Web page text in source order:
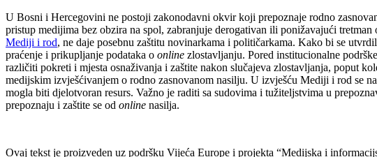
U Bosni i Hercegovini ne postoji zakonodavni okvir koji prepoznaje rodno
pristup medijima bez obzira na spol, zabranjuje derogativan ili ponižavajući
Mediji i rod, ne daje posebnu zaštitu novinarkama i političarkama. Kako bi se
praćenje i prikupljanje podataka o online zlostavljanju. Pored institucionalne
različiti pokreti i mjesta osnaživanja i zaštite nakon slučajeva zlostavljanja, poput
medijskim izvješćivanjem o rodno zasnovanom nasilju. U izvješću Mediji i rod se
mogla biti djelotvoran resurs. Važno je raditi sa sudovima i tužiteljstvima u
prepoznaju i zaštite se od online nasilja.
Ovaj tekst je proizveden uz podršku Vijeća Europe i projekta “Medijska i